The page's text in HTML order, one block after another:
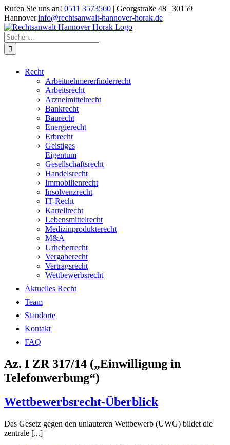
Zum
Inhalt
springen
Rufen Sie uns an! 0511 3573560 | Georgstraße 48 | 30159
Hannover|info@rechtsanwalt-hannover-horak.de
Suche
nach:
Recht
Arbeitnehmererfinderrecht
Arbeitsrecht
Arzneimittelrecht
Bankrecht
Baurecht
Energierecht
Erbrecht
Geistiges
Eigentum
Gesellschaftsrecht
Handelsrecht
Immobilienrecht
Insolvenzrecht
IT-Recht
Kartellrecht
Lebensmittelrecht
Medizinprodukterecht
M&A
Urheberrecht
Vergaberecht
Vertragsrecht
Wettbewerbsrecht
Aktuelles Recht
Team
Standorte
Kontakt
FAQ
Az. I ZR 317/14 („Einwilligung in
Telefonwerbung“)
Wettbewerbsrecht-Überblick
Das Gesetz gegen den unlauteren Wettbewerb (UWG) bildet die
zentrale [...]